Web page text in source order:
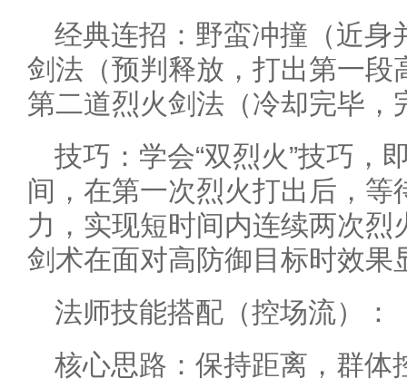
经典连招：野蛮冲撞（近身
剑法（预判释放，打出第一段
第二道烈火剑法（冷却完毕，
技巧：学会“双烈火”技巧，
间，在第一次烈火打出后，
力，实现短时间内连续两次
剑术在面对高防御目标时效果
法师技能搭配（控场流）：
核心思路：保持距离，群体